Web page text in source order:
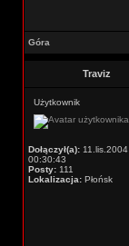
Góra
Traviz
Użytkownik
Dołączył(a): 11.lis.2004
00:30:43
Posty: 111
Lokalizacja: Płońsk